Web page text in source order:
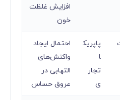
افزایش غلظت
خون
پاپریک
ا
تجار
ی
احتمال ایجاد
واکنش‌های
التهابی در
عروق حساس